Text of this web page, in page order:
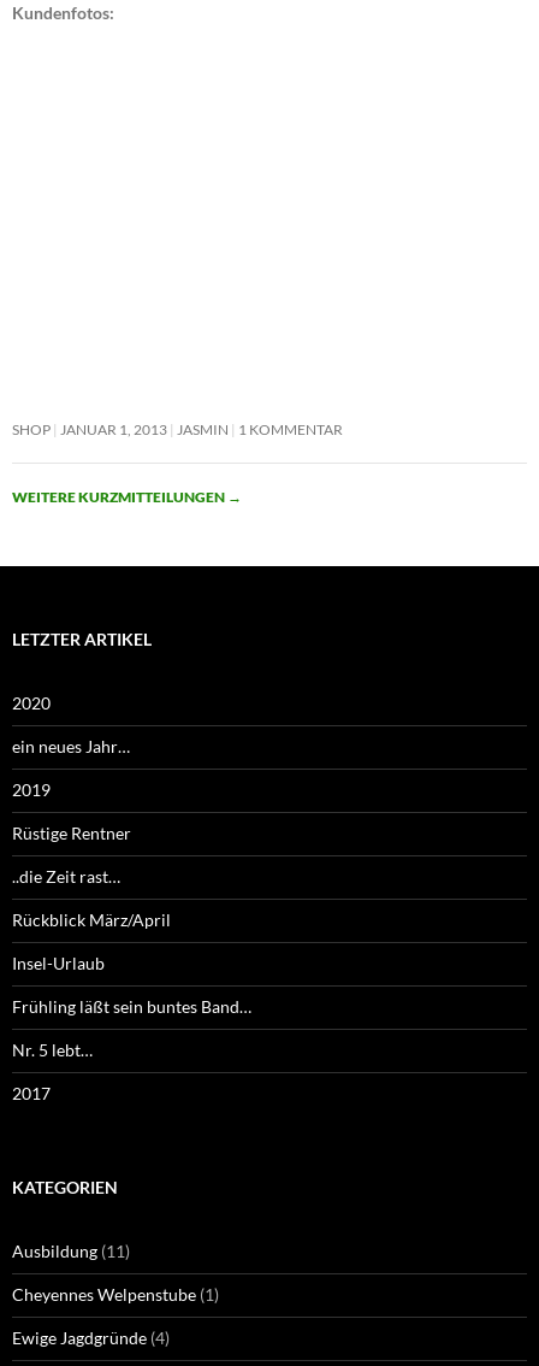
Kundenfotos:
SHOP JANUAR 1, 2013 JASMIN 1 KOMMENTAR
WEITERE KURZMITTEILUNGEN →
LETZTER ARTIKEL
2020
ein neues Jahr…
2019
Rüstige Rentner
..die Zeit rast…
Rückblick März/April
Insel-Urlaub
Frühling läßt sein buntes Band…
Nr. 5 lebt…
2017
KATEGORIEN
Ausbildung (11)
Cheyennes Welpenstube (1)
Ewige Jagdgründe (4)